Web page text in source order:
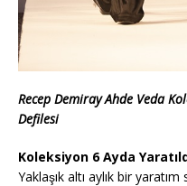
Recep Demiray Ahde Veda
Defilesi
Koleksiyon 6 Ayda
Yaklaşık altı aylık bir